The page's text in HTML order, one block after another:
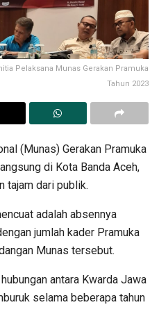
Pelaksana Munas Gerakan Pramuka
Tahun 2023
(Munas) Gerakan Pramuka
di Kota Banda Aceh,
tajam dari publik.
adalah absennya
jumlah kader Pramuka
Munas tersebut.
antara Kwarda Jawa
selama beberapa tahun